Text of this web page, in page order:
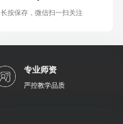
长按保存，微信扫一扫关注
专业师资
严控教学品质